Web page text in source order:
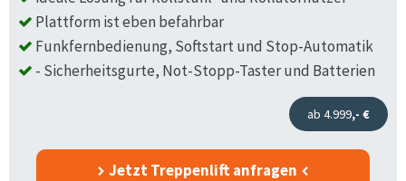
Plattform ist eben befahrbar
Funkfernbedienung, Softstart und Stop-Automatik
- Sicherheitsgurte, Not-Stopp-Taster und Batterien
ab 4.999,- €
Jetzt Treppenlift anfragen